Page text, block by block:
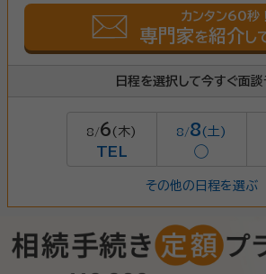
カンタン60秒！
専門家を紹介 し
日程を選択して今すぐ面談
8/6 (木)
TEL
8/8(土)
◯
その他の日程を選ぶ